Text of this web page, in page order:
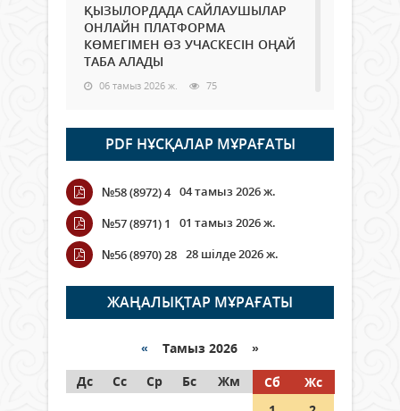
ҚЫЗЫЛОРДАДА САЙЛАУШЫЛАР
ОНЛАЙН ПЛАТФОРМА
КӨМЕГІМЕН ӨЗ УЧАСКЕСІН ОҢАЙ
ТАБА АЛАДЫ
06 тамыз 2026 ж. 75
Open Air: Қызылорда облысы
полиция департаменті 20
мыңнан астам көрерменнің
қауіпсіздігін қамтамасыз етті
06 тамыз 2026 ж.
Wi-Fi ҚАБЫРҒА АРҚЫЛЫ ҚАЛАЙ
ӨТЕДІ?
06 тамыз 2026 ж. 253
граждане Казахстана,
05 тамыз 2026 ж. 132
PDF НҰСҚАЛАР МҰРАҒАТЫ
№58 (8972) 4 04 тамыз 2026 ж.
№57 (8971) 1
01 тамыз 2026 ж.
№56 (8970) 28 28 шілде 2026 ж.
ЖАҢАЛЫҚТАР МҰРАҒАТЫ
« Тамыз 2026 »
Дс
Сс Ср Бс Жм Сб
Жс